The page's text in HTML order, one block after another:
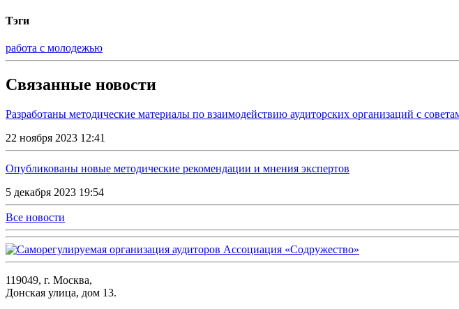
Тэги
работа с молодежью
Связанные новости
Разработаны методические материалы по взаимодействию аудиторских организаций с
22 ноября 2023 12:41
Опубликованы новые методические рекомендации и мнения экспертов
5 декабря 2023 19:54
Все новости
119049, г. Москва,
Донская улица, дом 13.